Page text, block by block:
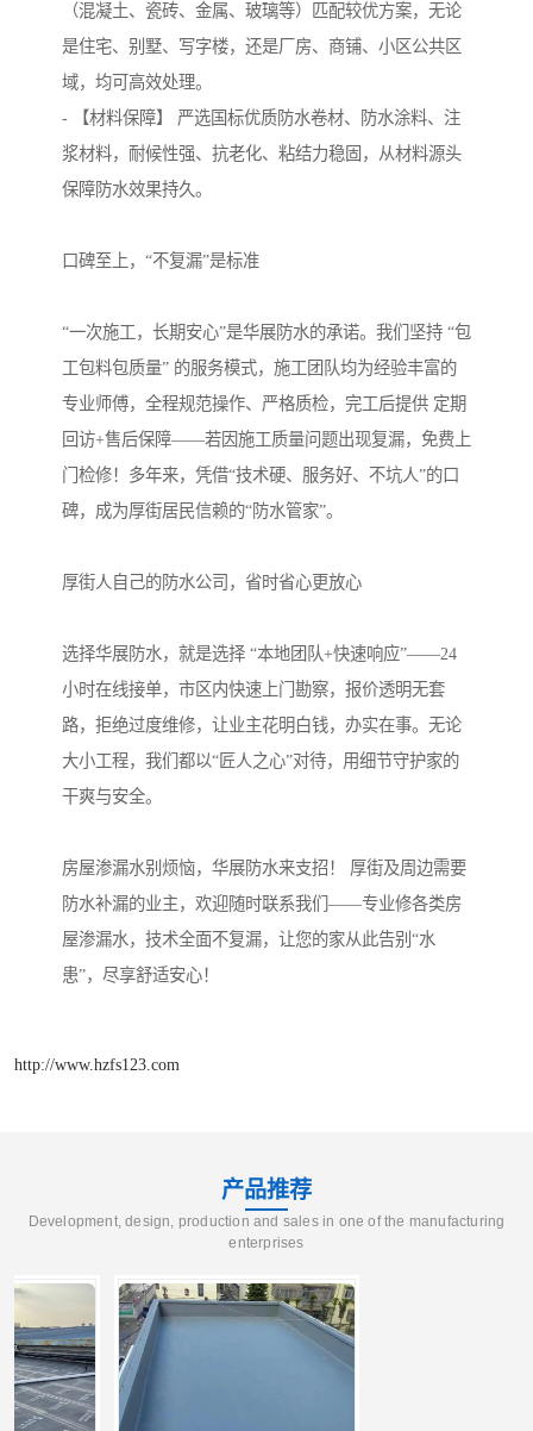
（混凝土、瓷砖、金属、玻璃等）匹配较优方案，无论
是住宅、别墅、写字楼，还是厂房、商铺、小区公共区
域，均可高效处理。
- 【材料保障】 严选国标优质防水卷材、防水涂料、注
浆材料，耐候性强、抗老化、粘结力稳固，从材料源头
保障防水效果持久。
口碑至上，“不复漏”是标准
“一次施工，长期安心”是华展防水的承诺。我们坚持 “包
工包料包质量” 的服务模式，施工团队均为经验丰富的
专业师傅，全程规范操作、严格质检，完工后提供 定期
回访+售后保障——若因施工质量问题出现复漏，免费上
门检修！多年来，凭借“技术硬、服务好、不坑人”的口
碑，成为厚街居民信赖的“防水管家”。
厚街人自己的防水公司，省时省心更放心
选择华展防水，就是选择 “本地团队+快速响应”——24
小时在线接单，市区内快速上门勘察，报价透明无套
路，拒绝过度维修，让业主花明白钱，办实在事。无论
大小工程，我们都以“匠人之心”对待，用细节守护家的
干爽与安全。
房屋渗漏水别烦恼，华展防水来支招！ 厚街及周边需要
防水补漏的业主，欢迎随时联系我们——专业修各类房
屋渗漏水，技术全面不复漏，让您的家从此告别“水
患”，尽享舒适安心！
http://www.hzfs123.com
产品推荐
Development, design, production and sales in one of the manufacturing
enterprises